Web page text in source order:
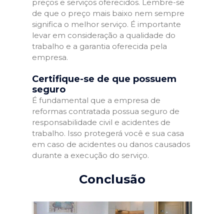
preços e serviços oferecidos. Lembre-se
de que o preço mais baixo nem sempre
significa o melhor serviço. É importante
levar em consideração a qualidade do
trabalho e a garantia oferecida pela
empresa.
Certifique-se de que possuem
seguro
É fundamental que a empresa de
reformas contratada possua seguro de
responsabilidade civil e acidentes de
trabalho. Isso protegerá você e sua casa
em caso de acidentes ou danos causados
durante a execução do serviço.
Conclusão